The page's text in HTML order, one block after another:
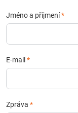
Jméno a příjmení*
E-mail *
Zpráva *